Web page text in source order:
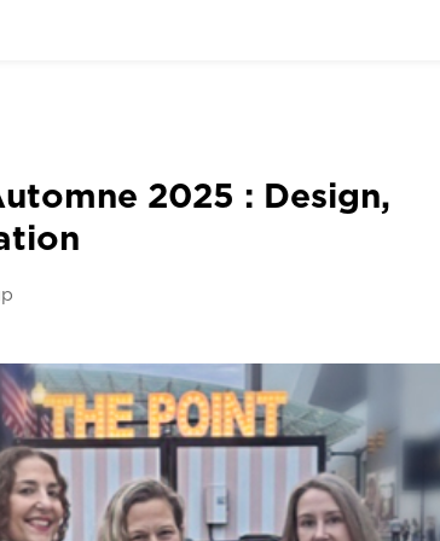
2025 : Design,